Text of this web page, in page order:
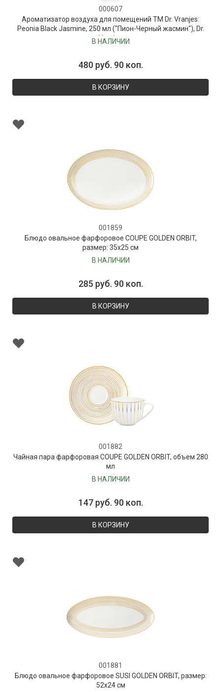
000607
Ароматизатор воздуха для помещений ТМ Dr. Vranjes:
Peonia Black Jasmine, 250 мл ("Пион-Черный жасмин"), Dr.
Vranjes
В НАЛИЧИИ
480 руб. 90 коп.
В КОРЗИНУ
001859
Блюдо овальное фарфоровое COUPE GOLDEN ORBIT,
размер: 35х25 см
В НАЛИЧИИ
285 руб. 90 коп.
В КОРЗИНУ
001882
Чайная пара фарфоровая COUPE GOLDEN ORBIT, объем 280
мл
В НАЛИЧИИ
147 руб. 90 коп.
В КОРЗИНУ
001881
Блюдо овальное фарфоровое SUSI GOLDEN ORBIT, размер:
52х24 см